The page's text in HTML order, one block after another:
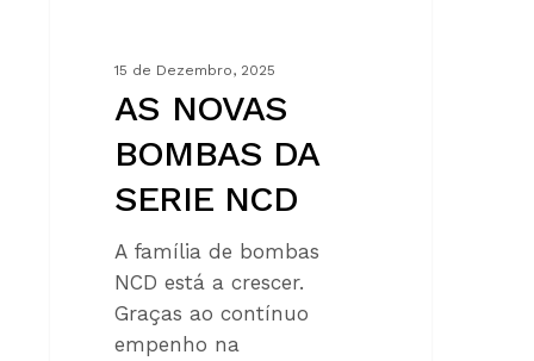
15 de Dezembro, 2025
AS NOVAS
BOMBAS DA
SERIE NCD
A família de bombas
NCD está a crescer.
Graças ao contínuo
empenho na